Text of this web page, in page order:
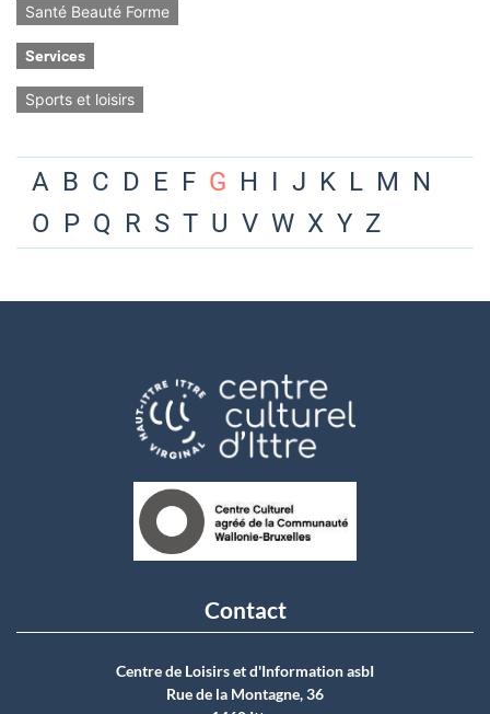
Santé Beauté Forme
Services
Sports et loisirs
A B C D E F G H I J K L M N
O P Q R S T U V W X Y Z
Contact
Centre de Loisirs et d'Information asbI
Rue de la Montagne, 36